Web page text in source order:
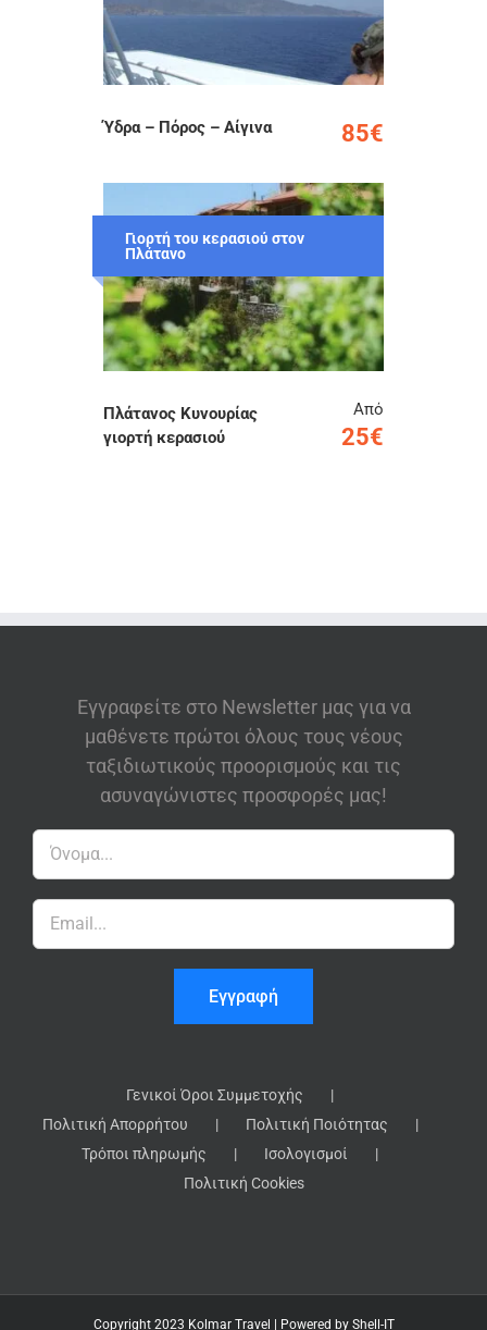
Ύδρα – Πόρος – Αίγινα 85€
Γιορτή του κερασιού στον
Πλάτανο
Πλάτανος Κυνουρίας
γιορτή κερασιού
Από
25€
Εγγραφείτε στο Newsletter μας για να
μαθένετε πρώτοι όλους τους νέους
ταξιδιωτικούς προορισμούς και τις
ασυναγώνιστες προσφορές μας!
Γενικοί Όροι Συμμετοχής
Πολιτική Απορρήτου
Πολιτική Ποιότητας
Τρόποι πληρωμής
Ισολογισμοί
Πολιτική Cookies
Copyright 2023 Kolmar Travel | Powered by Shell-IT